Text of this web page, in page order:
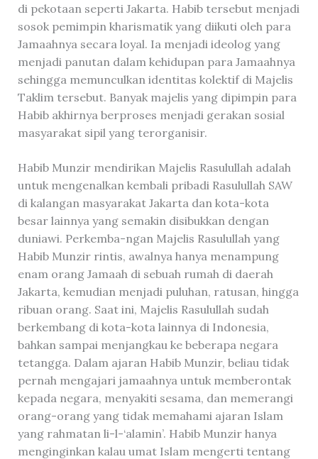
di pekotaan seperti Jakarta. Habib tersebut menjadi
sosok pemimpin kharismatik yang diikuti oleh para
Jamaahnya secara loyal. Ia menjadi ideolog yang
menjadi panutan dalam kehidupan para Jamaahnya
sehingga memunculkan identitas kolektif di Majelis
Taklim tersebut. Banyak majelis yang dipimpin para
Habib akhirnya berproses menjadi gerakan sosial
masyarakat sipil yang terorganisir.
Habib Munzir mendirikan Majelis Rasulullah adalah
untuk mengenalkan kembali pribadi Rasulullah SAW
di kalangan masyarakat Jakarta dan kota-kota
besar lainnya yang semakin disibukkan dengan
duniawi. Perkemba-ngan Majelis Rasulullah yang
Habib Munzir rintis, awalnya hanya menampung
enam orang Jamaah di sebuah rumah di daerah
Jakarta, kemudian menjadi puluhan, ratusan, hingga
ribuan orang. Saat ini, Majelis Rasulullah sudah
berkembang di kota-kota lainnya di Indonesia,
bahkan sampai menjangkau ke beberapa negara
tetangga. Dalam ajaran Habib Munzir, beliau tidak
pernah mengajari jamaahnya untuk memberontak
kepada negara, menyakiti sesama, dan memerangi
orang-orang yang tidak memahami ajaran Islam
yang rahmatan li-l-‘alamin’. Habib Munzir hanya
menginginkan kalau umat Islam mengerti tentang